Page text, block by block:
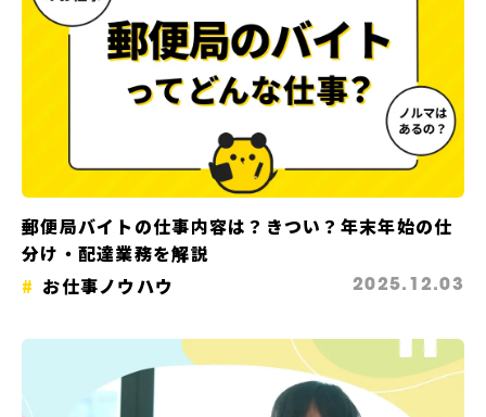
郵便局バイトの仕事内容は？きつい？年末年始の仕
分け・配達業務を解説
お仕事ノウハウ
2025.12.03